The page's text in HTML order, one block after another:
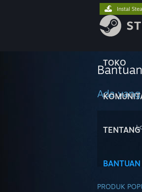
TOKO
TENTANG
BANTUAN
Instal
Ada
PRODUK